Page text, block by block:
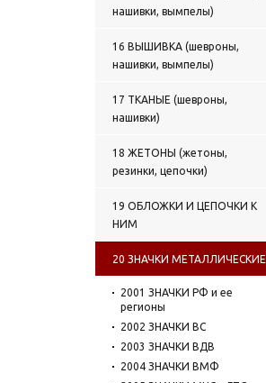
нашивки, вымпелы)
16 ВЫШИВКА (шевроны,
нашивки, вымпелы)
17 ТКАНЫЕ (шевроны,
нашивки)
18 ЖЕТОНЫ (жетоны,
резинки, цепочки)
19 ОБЛОЖКИ И ЦЕПОЧКИ К
НИМ
20 ЗНАЧКИ МЕТАЛЛИЧЕСКИЕ
2001 ЗНАЧКИ РФ и ее
регионы
2002 ЗНАЧКИ ВС
2003 ЗНАЧКИ ВДВ
2004 ЗНАЧКИ ВМФ